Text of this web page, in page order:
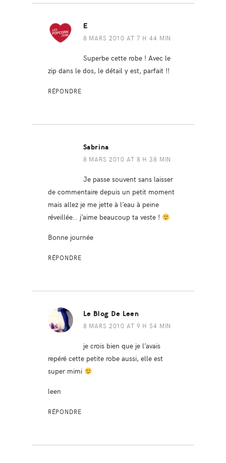
E
8 MARS 2010 AT 7 H 44 MIN
Superbe cette robe ! Avec le
zip dans le dos, le détail y est, parfait !!
RÉPONDRE
Sabrina
8 MARS 2010 AT 8 H 38 MIN
Je passe souvent sans laisser
de commentaire depuis un petit moment
mais allez je me jette à l’eau à peine
réveillée.. j’aime beaucoup ta veste !
Bonne journée
RÉPONDRE
Le Blog De Leen
8 MARS 2010 AT 9 H 54 MIN
je crois bien que je l’avais
repéré cette petite robe aussi, elle est
super mimi
leen
RÉPONDRE